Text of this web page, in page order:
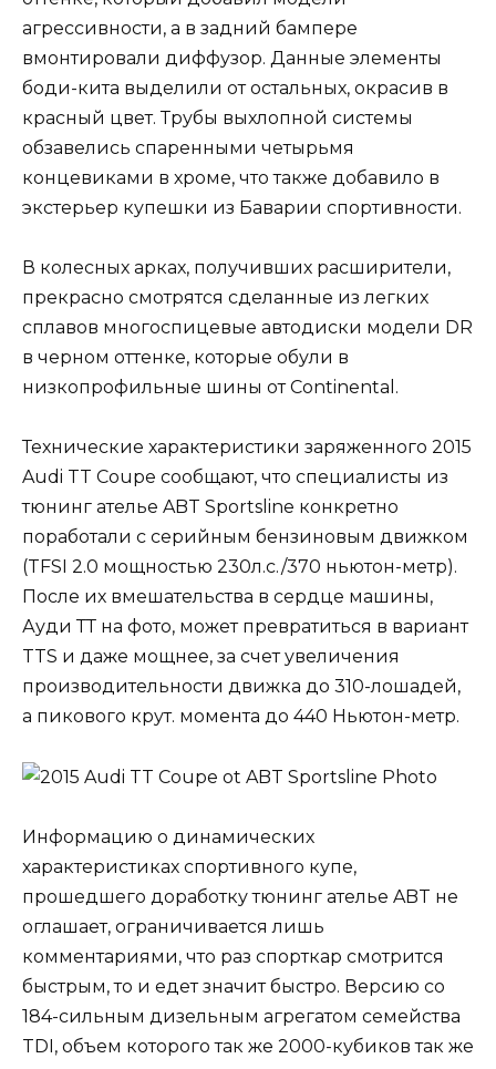
агрессивности, а в задний бампере
вмонтировали диффузор. Данные элементы
боди-кита выделили от остальных, окрасив в
красный цвет. Трубы выхлопной системы
обзавелись спаренными четырьмя
концевиками в хроме, что также добавило в
экстерьер купешки из Баварии спортивности.
В колесных арках, получивших расширители,
прекрасно смотрятся сделанные из легких
сплавов многоспицевые автодиски модели DR
в черном оттенке, которые обули в
низкопрофильные шины от Continental.
Технические характеристики заряженного 2015
Audi TT Coupe сообщают, что специалисты из
тюнинг ателье ABT Sportsline конкретно
поработали с серийным бензиновым движком
(TFSI 2.0 мощностью 230л.с./370 ньютон-метр).
После их вмешательства в сердце машины,
Ауди ТТ на фото, может превратиться в вариант
TTS и даже мощнее, за счет увеличения
производительности движка до 310-лошадей,
а пикового крут. момента до 440 Ньютон-метр.
Информацию о динамических
характеристиках спортивного купе,
прошедшего доработку тюнинг ателье ABT не
оглашает, ограничивается лишь
комментариями, что раз спорткар смотрится
быстрым, то и едет значит быстро. Версию со
184-сильным дизельным агрегатом семейства
TDI, объем которого так же 2000-кубиков так же